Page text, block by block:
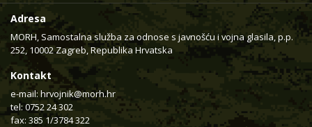
Adresa
MORH, Samostalna služba za odnose s javnošću i vojna glasila, p.p.
252, 10002 Zagreb, Republika Hrvatska
Kontakt
e-mail: hrvojnik@morh.hr
tel: 0752 24 302
fax: 385 1/3784 322